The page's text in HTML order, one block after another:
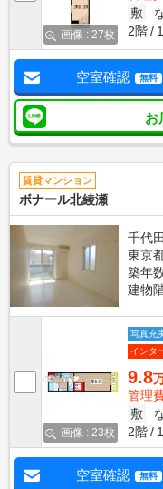
画像 : 27枚
敷
2階
空室確認 無料
お
賃貸マンション
ボナール北綾瀬
千代
東京
築年
建物
画像 : 23枚
写真充
インタ
9.8
管理
敷
2階
空室確認 無料